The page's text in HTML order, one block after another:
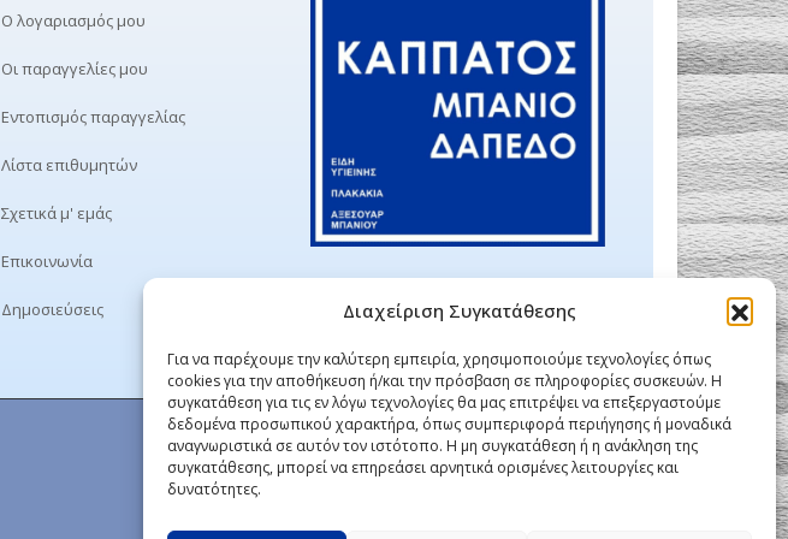
Διαχείριση Συγκατάθεσης
Για να παρέχουμε την καλύτερη εμπειρία, χρησιμοποιούμε τεχνολογίες όπως
cookies για την αποθήκευση ή/και την πρόσβαση σε πληροφορίες συσκευών. Η
συγκατάθεση για τις εν λόγω τεχνολογίες θα μας επιτρέψει να επεξεργαστούμε
δεδομένα προσωπικού χαρακτήρα, όπως συμπεριφορά περιήγησης ή μοναδικά
αναγνωριστικά σε αυτόν τον ιστότοπο. Η μη συγκατάθεση ή η ανάκληση της
συγκατάθεσης, μπορεί να επηρεάσει αρνητικά ορισμένες λειτουργίες και
δυνατότητες.
Ο λογαριασμός μου
Οι παραγγελίες μου
Εντοπισμός παραγγελίας
Λίστα επιθυμητών
Σχετικά μ' εμάς
Επικοινωνία
Δημοσιεύσεις